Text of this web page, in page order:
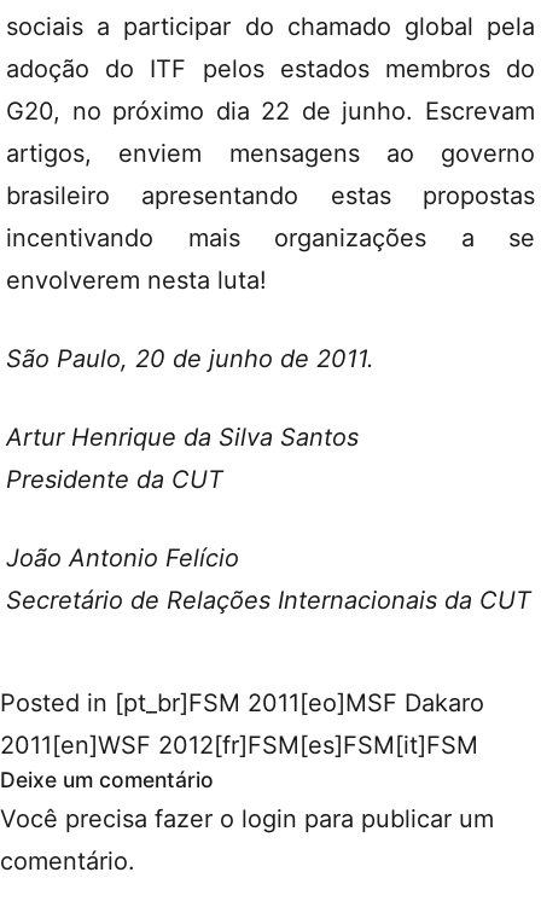
sociais a participar do chamado global pela
adoção do ITF pelos estados membros do
G20, no próximo dia 22 de junho. Escrevam
artigos, enviem mensagens ao governo
brasileiro apresentando estas propostas
incentivando mais organizações a se
envolverem nesta luta!
São Paulo, 20 de junho de 2011.
Artur Henrique da Silva Santos
Presidente da CUT
João Antonio Felício
Secretário de Relações Internacionais da CUT
Posted in [pt_br]FSM 2011[eo]MSF Dakaro
2011[en]WSF 2012[fr]FSM[es]FSM[it]FSM
Deixe um comentário
Você precisa fazer o login para publicar um
comentário.